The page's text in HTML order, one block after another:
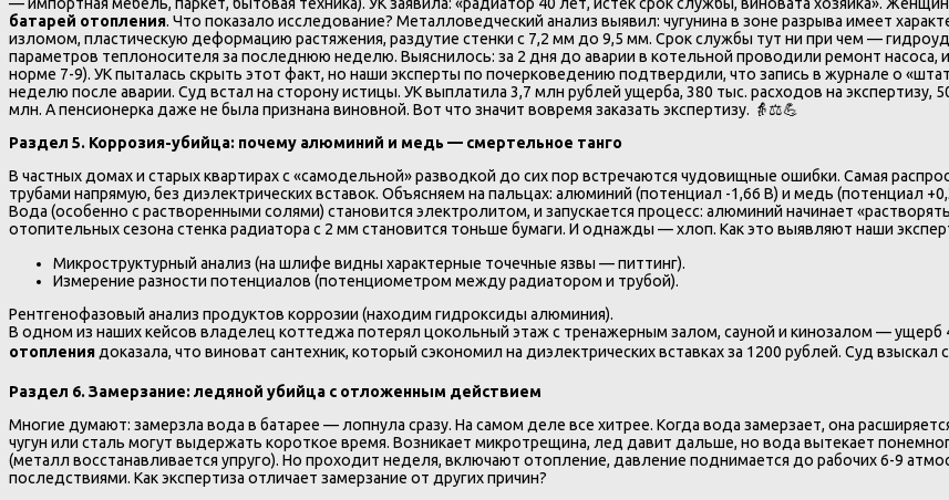
— импортная мебель, паркет, бытовая техника). УК заявила: «радиатор 40 лет, истек срок службы, виновата хозяйка».
батарей отопления. Что показало исследование? Металловедческий анализ выявил: чугунина в зоне разрыва имеет
изломом, пластическую деформацию растяжения, раздутие стенки с 7,2 мм до 9,5 мм. Срок службы тут ни при чем —
параметров теплоносителя за последнюю неделю. Выяснилось: за 2 дня до аварии в котельной проводили ремонт
норме 7-9). УК пыталась скрыть этот факт, но наши эксперты по почерковедению подтвердили, что запись в журнале о
неделю после аварии. Суд встал на сторону истицы. УК выплатила 3,7 млн рублей ущерба, 380 тыс. расходов на
млн. А пенсионерка даже не была признана виновной. Вот что значит вовремя заказать экспертизу. 👵⚖️💪
Раздел 5. Коррозия-убийца: почему алюминий и медь — смертельное танго
В частных домах и старых квартирах с «самодельной» разводкой до сих пор встречаются чудовищные ошибки. Самая
трубами напрямую, без диэлектрических вставок. Объясняем на пальцах: алюминий (потенциал -1,66 В) и медь (потенциал
Вода (особенно с растворенными солями) становится электролитом, и запускается процесс: алюминий начинает
отопительных сезона стенка радиатора с 2 мм становится тоньше бумаги. И однажды — хлоп. Как это выявляют наши
Микроструктурный анализ (на шлифе видны характерные точечные язвы — питтинг).
Измерение разности потенциалов (потенциометром между радиатором и трубой).
Рентгенофазовый анализ продуктов коррозии (находим гидроксиды алюминия).
В одном из наших кейсов владелец коттеджа потерял цокольный этаж с тренажерным залом, сауной и кинозалом — ущерб
отопления доказала, что виноват сантехник, который сэкономил на диэлектрических вставках за 1200 рублей. Суд
Раздел 6. Замерзание: ледяной убийца с отложенным действием
Многие думают: замерзла вода в батарее — лопнула сразу. На самом деле все хитрее. Когда вода замерзает, она
чугун или сталь могут выдержать короткое время. Возникает микротрещина, лед давит дальше, но вода вытекает
(металл восстанавливается упруго). Но проходит неделя, включают отопление, давление поднимается до рабочих 6-9
последствиями. Как экспертиза отличает замерзание от других причин?